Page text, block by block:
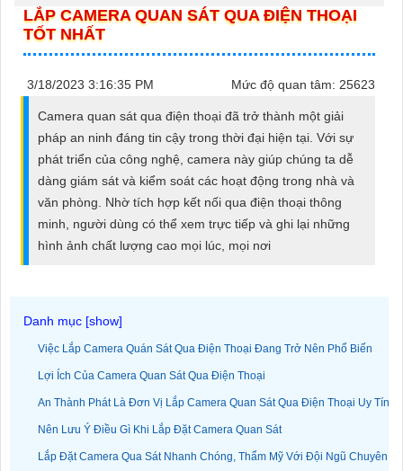
TƯ
PHỤ
KIỆN
VẤN
DỊCH
LẮP CAMERA QUAN SÁT QUA ĐIỆN THOẠI
TỐT NHẤT
3/18/2023 3:16:35 PM Mức độ quan tâm: 25623
Camera quan sát qua điện thoại đã trở thành một giải
pháp an ninh đáng tin cậy trong thời đại hiện tại. Với sự
phát triển của công nghệ, camera này giúp chúng ta dễ
dàng giám sát và kiểm soát các hoạt động trong nhà và
văn phòng. Nhờ tích hợp kết nối qua điện thoại thông
minh, người dùng có thể xem trực tiếp và ghi lại những
hình ảnh chất lượng cao mọi lúc, mọi nơi
Việc Lắp Camera Quán Sát Qua Điện Thoại Đang Trở Nên Phổ Biến
Lợi Ích Của Camera Quan Sát Qua Điện Thoại
An Thành Phát Là Đơn Vị Lắp Camera Quan Sát Qua Điện Thoại Uy Tín
Nên Lưu Ý Điều Gì Khi Lắp Đặt Camera Quan Sát
Lắp Đặt Camera Qua Sát Nhanh Chóng, Thẩm Mỹ Với Đội Ngũ Chuyên